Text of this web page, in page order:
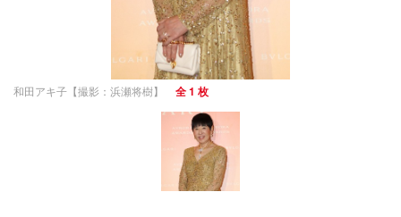
和田アキ子【撮影：浜瀬将樹】 全 1 枚